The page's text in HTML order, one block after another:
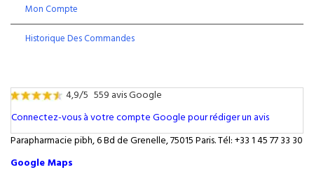
Mon Compte
Historique Des Commandes
4,9/5 559 avis Google
Connectez-vous à votre compte Google pour rédiger un avis
Parapharmacie pibh, 6 Bd de Grenelle, 75015 Paris. Tél: +33 1 45 77 33 30
Google Maps